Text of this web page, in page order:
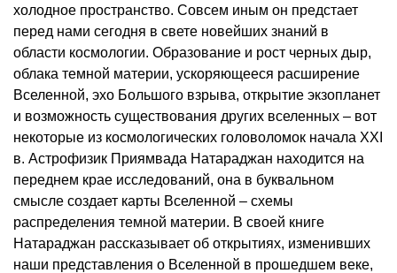
холодное пространство. Совсем иным он предстает
перед нами сегодня в свете новейших знаний в
области космологии. Образование и рост черных дыр,
облака темной материи, ускоряющееся расширение
Вселенной, эхо Большого взрыва, открытие экзопланет
и возможность существования других вселенных – вот
некоторые из космологических головоломок начала XXI
в. Астрофизик Приямвада Натараджан находится на
переднем крае исследований, она в буквальном
смысле создает карты Вселенной – схемы
распределения темной материи. В своей книге
Натараджан рассказывает об открытиях, изменивших
наши представления о Вселенной в прошедшем веке,